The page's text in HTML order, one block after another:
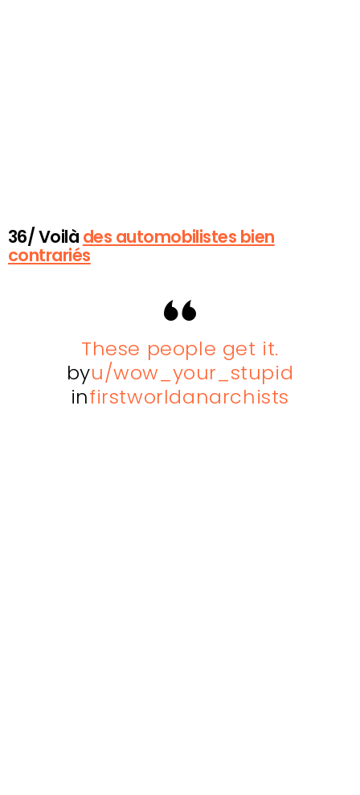
36/ Voilà des automobilistes bien
contrariés
These people get it.
byu/wow_your_stupid
infirstworldanarchists